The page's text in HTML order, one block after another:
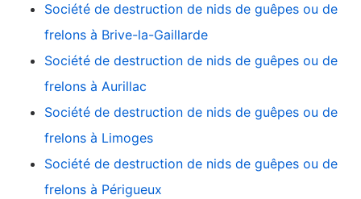
Société de destruction de nids de guêpes ou de
frelons à Brive-la-Gaillarde
Société de destruction de nids de guêpes ou de
frelons à Aurillac
Société de destruction de nids de guêpes ou de
frelons à Limoges
Société de destruction de nids de guêpes ou de
frelons à Périgueux